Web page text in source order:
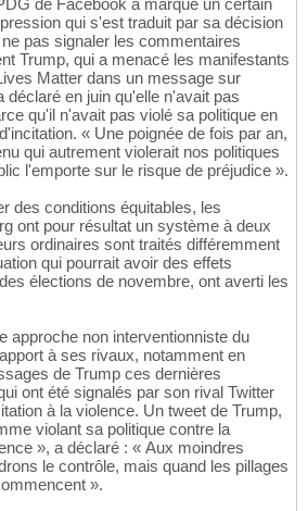
de Facebook a marqué un certain
qui s'est traduit par sa décision
pas signaler les commentaires
Trump, qui a menacé les manifestants
Matter dans un message sur
déclaré en juin qu'elle n'avait pas
qu'il n'avait pas violé sa politique en
« Une poignée de fois par an,
qui autrement violerait nos politiques
l'emporte sur le risque de préjudice ».
des conditions équitables, les
ont pour résultat un système à deux
ordinaires sont traités différemment
qui pourrait avoir des effets
élections de novembre, ont averti les
approche non interventionniste du
à ses rivaux, notamment en
de Trump ces dernières
ont été signalés par son rival Twitter
à la violence. Un tweet de Trump,
violant sa politique contre la
», a déclaré : « Aux moindres
le contrôle, mais quand les pillages
».